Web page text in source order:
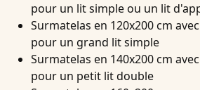
pour un lit simple ou un lit
Surmatelas en 120x200 cm
pour un grand lit simple
Surmatelas en 140x200 cm
pour un petit lit double